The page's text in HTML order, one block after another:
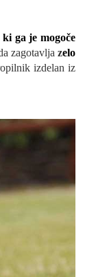
ki ga je mogoče
zagotavljazelo
izdelan iz